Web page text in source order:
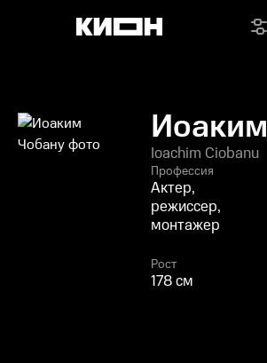
Иоаким
Чобану
Ioachim Ciobanu
Профессия
Актер,
режиссер,
монтажер
Рост
178 см